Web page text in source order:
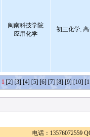
闽南科技学院
应用化学
初三化学,
1 [2] [3] [4] [5] [6] [7] [8] [9] [10]
电话：13576072559